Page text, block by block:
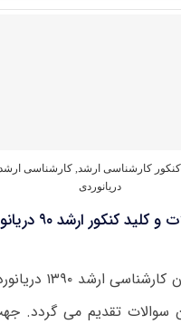
کنکور کارشناسی ارشد,کارشناسی
دریانوردی
دانلود سوالات و کلید
سوالات آزمون
سوالات تقدیم می گردد.